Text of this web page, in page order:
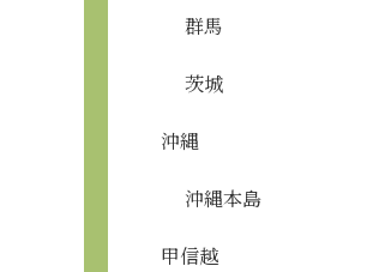
群馬
茨城
沖縄
沖縄本島
甲信越